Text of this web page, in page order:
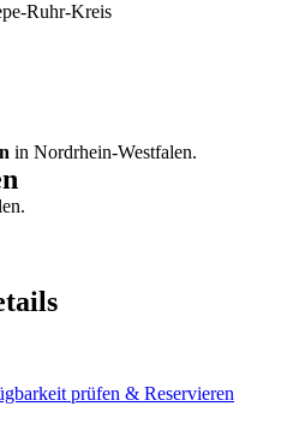
Ruhr-Kreis
in Nordrhein-Westfalen.
prüfen & Reservieren